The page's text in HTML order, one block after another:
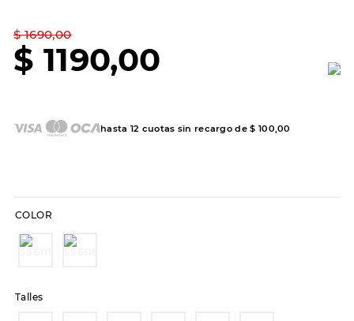
$ 1690,00
$ 1190,00
hasta 12 cuotas sin recargo de$ 100 ,00
COLOR
Talles